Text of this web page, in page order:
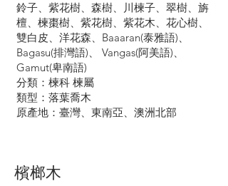
鈴子、紫花樹、森樹、川楝子、翠樹、旃
檀、楝棗樹、紫花樹、紫花木、花心樹、
雙白皮、洋花森、Baaaran(泰雅語)、
Bagasu(排灣語)、 Vangas(阿美語)、
Gamut(卑南語)
分類：楝科 楝屬
類型：落葉喬木
原產地：臺灣、東南亞、澳洲北部
檳榔木